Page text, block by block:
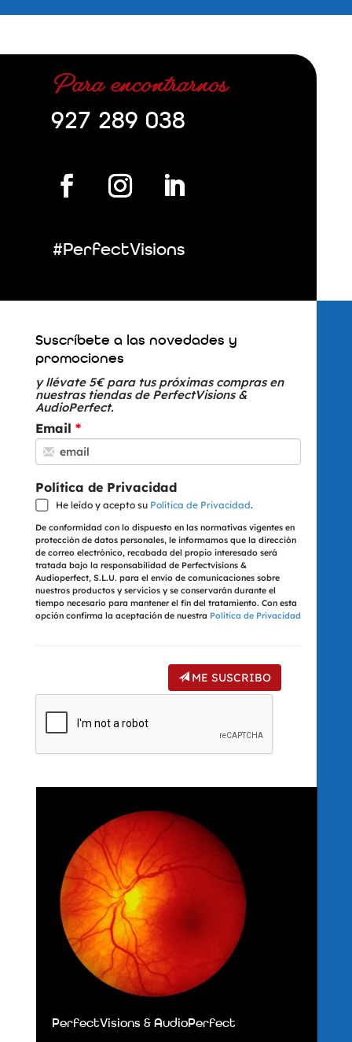
Para encontrarnos
927 289 038
#PerfectVisions
Suscríbete a las novedades y
promociones
y llévate 5€ para tus próximas compras en
nuestras tiendas de PerfectVisions &
AudioPerfect.
Email
Política de Privacidad
He leído y acepto su Política de Privacidad.
De conformidad con lo dispuesto en las normativas vigentes en
protección de datos personales, le informamos que la dirección
de correo electrónico, recabada del propio interesado será
tratada bajo la responsabilidad de Perfectvisions &
Audioperfect, S.L.U. para el envío de comunicaciones sobre
nuestros productos y servicios y se conservarán durante el
tiempo necesario para mantener el fin del tratamiento. Con esta
opción confirma la aceptación de nuestra Política de Privacidad
ME SUSCRIBO
PerfectVisions & AudioPerfect